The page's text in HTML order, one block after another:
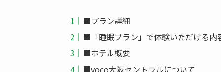
■プラン詳細
■「睡眠プラン」で体験いただける内
■ホテル概要
■voco大阪セントラルについて